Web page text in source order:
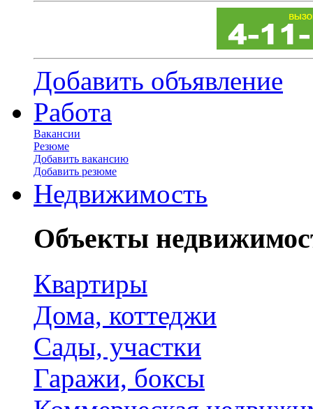
Добавить объявление
Работа
Вакансии
Резюме
Добавить вакансию
Добавить резюме
Недвижимость
Объекты
Квартиры
Дома, коттеджи
Сады, участки
Гаражи, боксы